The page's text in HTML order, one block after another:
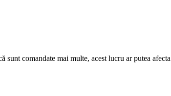
comandate mai multe, acest lucru ar putea